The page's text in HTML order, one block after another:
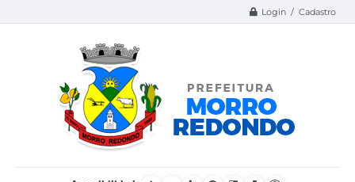
Login / Cadastro